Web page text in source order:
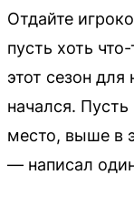
Отдайте
пусть хоть
этот сезон
начался.
место, выше в
— написал